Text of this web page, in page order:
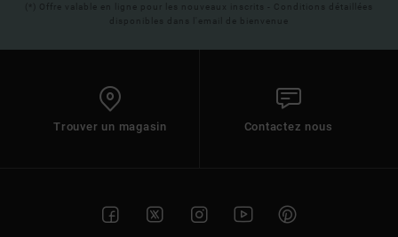
(*) Offre valable en ligne pour les nouveaux inscrits - Conditions détaillées
disponibles dans l'email de bienvenue
Trouver un magasin Contactez nous